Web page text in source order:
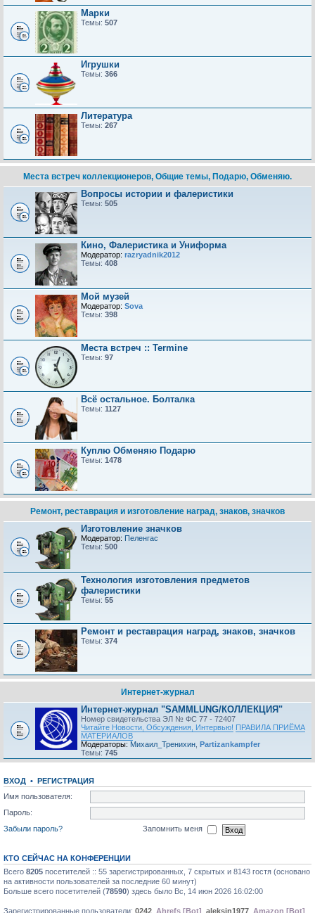
Марки
Темы: 507
Игрушки
Темы: 366
Литература
Темы: 267
Места встреч коллекционеров, Общие темы, Подарю, Обменяю.
Вопросы истории и фалеристики
Темы: 505
Кино, Фалеристика и Униформа
Модератор: razryadnik2012
Темы: 408
Мой музей
Модератор: Sova
Темы: 398
Места встреч :: Termine
Темы: 97
Всё остальное. Болталка
Темы: 1127
Куплю Обменяю Подарю
Темы: 1478
Ремонт, реставрация и изготовление наград, знаков, значков
Изготовление значков
Модератор: Пеленгас
Темы: 500
Технология изготовления предметов
фалеристики
Темы: 55
Ремонт и реставрация наград, знаков, значков
Темы: 374
Интернет-журнал
Интернет-журнал "SAMMLUNG/КОЛЛЕКЦИЯ"
Номер свидетельства ЭЛ № ФС 77 - 72407
Читайте Новости, Обсуждения, Интервью! ПРАВИЛА ПРИЁМА
МАТЕРИАЛОВ
Модераторы: Михаил_Тренихин Partizankampfer
Темы: 745
ВХОД • РЕГИСТРАЦИЯ
Имя пользователя:
Пароль:
Забыли пароль?
Запомнить меня
КТО СЕЙЧАС НА КОНФЕРЕНЦИИ
Всего 8205 посетителей :: 55 зарегистрированных, 7 скрытых и 8143 гостя (основано
на активности пользователей за последние 60 минут)
Больше всего посетителей (78590) здесь было Вс, 14 июн 2026 16:02:00
Зарегистрированные пользователи: 0242 Ahrefs [Bot] aleksin1977 Amazon [Bot]